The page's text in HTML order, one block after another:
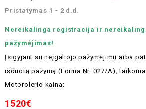
Pristatymas 1 - 2 d.d.
Nereikalinga registracija ir
pažymėjimas!
Įsigyjant su neįgaliojo pažymėjimu arba
išduotą pažymą (Forma Nr. 027/A),
Motorolerio kaina:
1520€